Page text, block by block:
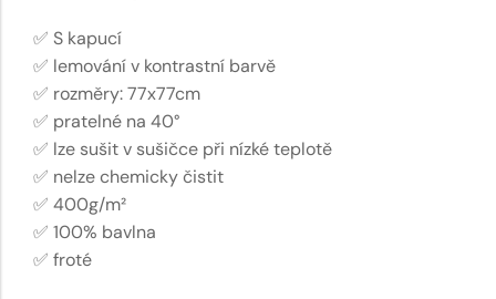
✅ S kapucí
✅ lemování v kontrastní barvě
✅ rozměry: 77x77cm
✅ pratelné na 40°
✅ lze sušit v sušičce při nízké teplotě
✅ nelze chemicky čistit
✅ 400g/m²
✅ 100% bavlna
✅ froté